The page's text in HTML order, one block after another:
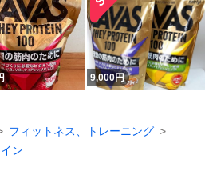
9,000円
フィットネス、トレーニング
ン